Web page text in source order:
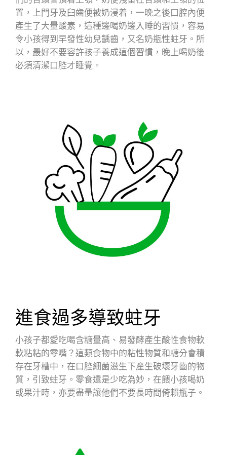
置，上門牙及臼齒便被奶浸着，一晚之後口腔內便
產生了大量酸素，這種邊喝奶邊入睡的習慣，容易
令小孩得到早發性幼兒齲齒，又名奶瓶性蛀牙。所
以，最好不要容許孩子養成這個習慣，晚上喝奶後
必須清潔口腔才睡覺。
進食過多導致蛀牙
小孩子都愛吃喝含糖量高、易發酵產生酸性食物軟
軟粘粘的零嘴？這類食物中的粘性物質和糖分會積
存在牙槽中，在口腔細菌滋生下產生破壞牙齒的物
質，引致蛀牙。零食還是少吃為妙，在餵小孩喝奶
或果汁時，亦要盡量讓他們不要長時間倚賴瓶子。